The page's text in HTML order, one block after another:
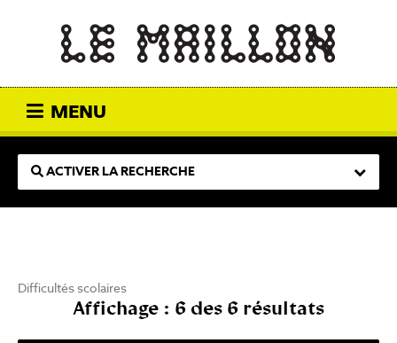
MENU
ACTIVER LA RECHERCHE
Difficultés scolaires
Affichage : 6 des 6 résultats